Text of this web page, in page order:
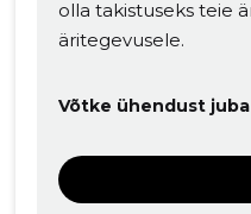
olla takistuseks teie
äritegevusele.
Võtke ühendust